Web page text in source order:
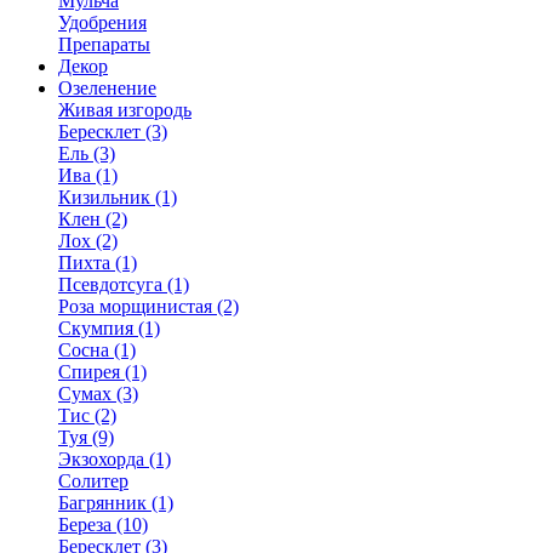
Удобрения
Препараты
Декор
Озеленение
Живая изгородь
Бересклет (3)
Ель (3)
Ива (1)
Кизильник (1)
Клен (2)
Лох (2)
Пихта (1)
Псевдотсуга (1)
Роза морщинистая (2)
Скумпия (1)
Сосна (1)
Спирея (1)
Сумах (3)
Тис (2)
Туя (9)
Экзохорда (1)
Солитер
Багрянник (1)
Береза (10)
Бересклет (3)